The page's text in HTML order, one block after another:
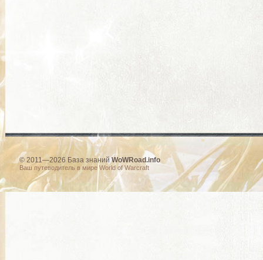
© 2011—2026 База знанийWoWRoad.info
Ваш путеводитель в мире World of Warcraft